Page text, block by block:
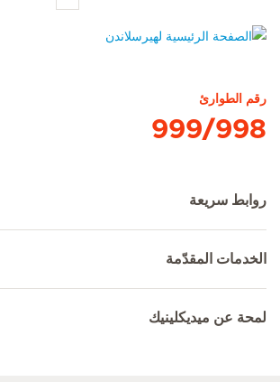
رقم الطوارئ
999/998
روابط سريعة
الخدمات المقدّمة
لمحة عن ميديكلينيك